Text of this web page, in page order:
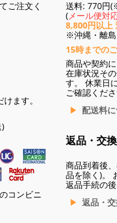
ご注文く
ます。
コンビニ
送料: 770円
(メール便対
8,800円以上
※沖縄・離
15時までの
商品や契約
在庫状況そ
す。 休業日
ご確認くださ
配送料
返品・交換
商品到着後
品を除く)。
返品手続の
返品・